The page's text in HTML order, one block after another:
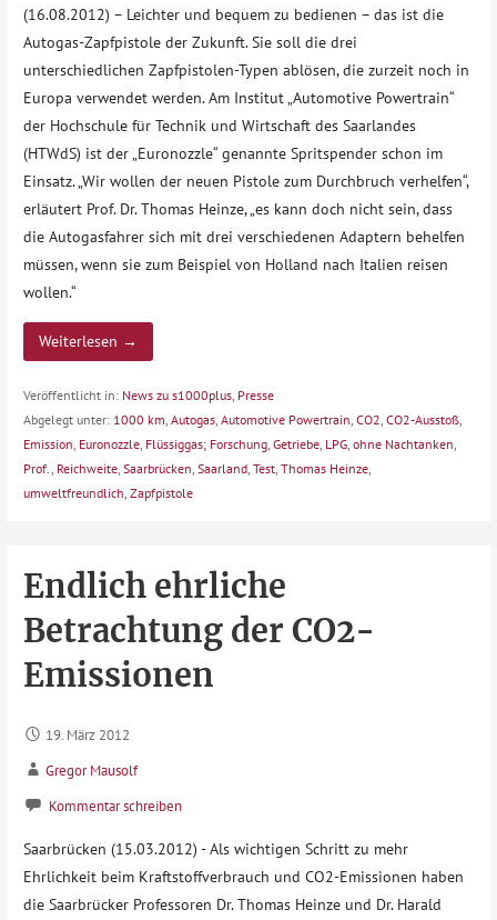
(16.08.2012) – Leichter und bequem zu bedienen – das ist die
Autogas-Zapfpistole der Zukunft. Sie soll die drei
unterschiedlichen Zapfpistolen-Typen ablösen, die zurzeit noch in
Europa verwendet werden. Am Institut „Automotive Powertrain“
der Hochschule für Technik und Wirtschaft des Saarlandes
(HTWdS) ist der „Euronozzle“ genannte Spritspender schon im
Einsatz. „Wir wollen der neuen Pistole zum Durchbruch verhelfen“,
erläutert Prof. Dr. Thomas Heinze, „es kann doch nicht sein, dass
die Autogasfahrer sich mit drei verschiedenen Adaptern behelfen
müssen, wenn sie zum Beispiel von Holland nach Italien reisen
wollen.“
Weiterlesen →
Veröffentlicht in: News zu s1000plus, Presse
Abgelegt unter: 1000 km Autogas, Automotive Powertrain CO2 CO2-Ausstoß,
Emission Euronozzle, Flüssiggas; Forschung, Getriebe, LPG, ohne Nachtanken
Prof.
Reichweite, Saarbrücken Saarland, Test, Thomas Heinze,
umweltfreundlich Zapfpistole
Endlich ehrliche
Betrachtung der CO2-
Emissionen
19. März 2012
Gregor Mausolf
Kommentar schreiben
Saarbrücken (15.03.2012) - Als wichtigen Schritt zu mehr
Ehrlichkeit beim Kraftstoffverbrauch und CO2-Emissionen haben
die Saarbrücker Professoren Dr. Thomas Heinze und Dr. Harald